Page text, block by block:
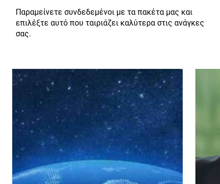
Παραμείνετε συνδεδεμένοι με τα πακέτα μας και
επιλέξτε αυτό που ταιριάζει καλύτερα στις ανάγκες
σας.